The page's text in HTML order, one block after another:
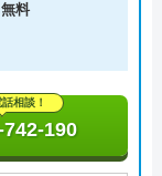
料
相談！
190